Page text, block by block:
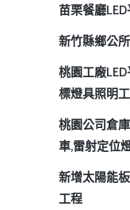
苗栗餐廳
新竹縣鄉公
桃園工廠
標燈具照明
桃園公司倉
車,雷射定位
新增太陽能
工程